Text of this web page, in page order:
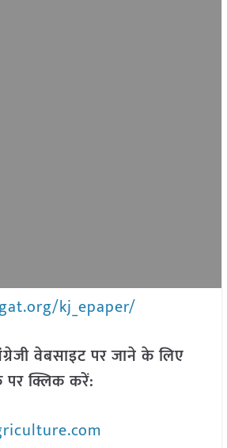
kj_epaper/
वेबसाइट पर जाने के लिए
पर क्लिक करें: